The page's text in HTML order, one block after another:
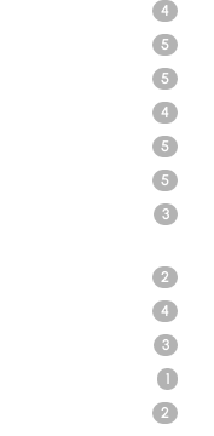
4
5
5
4
5
5
3
2
4
3
1
2